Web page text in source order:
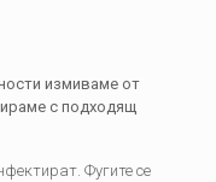
измиваме от
с подходящ
Фугите се